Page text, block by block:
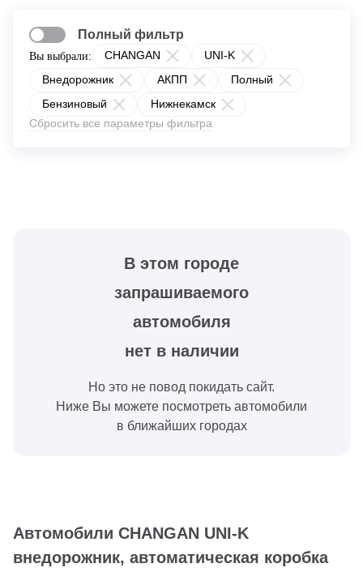
Вы выбрали: CHANGAN
UNI-K
Внедорожник
АКПП
Полный
Бензиновый
Нижнекамск
Сбросить все параметры фильтра
Полный фильтр
В этом городе
запрашиваемого
автомобиля
нет в наличии
Но это не повод покидать сайт.
Ниже Вы можете посмотреть автомобили
в ближайших городах
Автомобили CHANGAN UNI-K
внедорожник, автоматическая коробка